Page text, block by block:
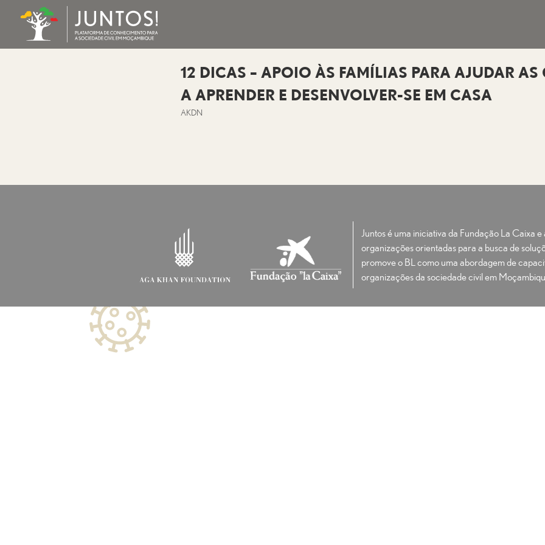
12 DICAS – APOIO ÀS FAMÍLIAS PARA AJUDAR
A APRENDER E DESENVOLVER-SE EM CASA
AKDN
Juntos é uma iniciativa da Fundação La Caixa
organizações orientadas para a busca de
promove o BL como uma abordagem de
organizações da sociedade civil em